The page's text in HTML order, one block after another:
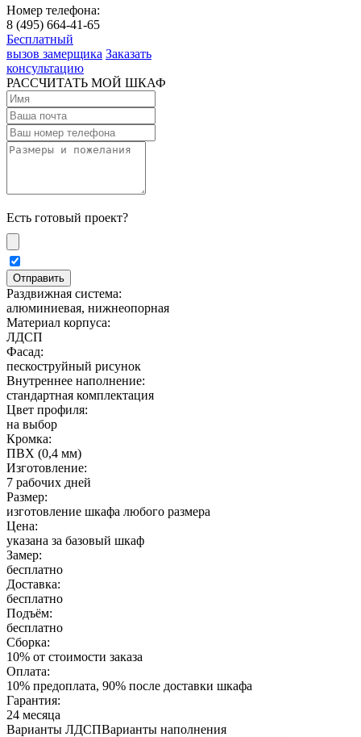
Номер телефона:
8 (495) 664-41-65
Бесплатный
вызов замерщика Заказать
консультацию
РАССЧИТАТЬ МОЙ ШКАФ
Есть готовый проект?
Раздвижная система:
алюминиевая, нижнеопорная
Материал корпуса:
ЛДСП
Фасад:
пескоструйный рисунок
Внутреннее наполнение:
стандартная комплектация
Цвет профиля:
на выбор
Кромка:
ПВХ (0,4 мм)
Изготовление:
7 рабочих дней
Размер:
изготовление шкафа любого размера
Цена:
указана за базовый шкаф
Замер:
бесплатно
Доставка:
бесплатно
Подъём:
бесплатно
Сборка:
10% от стоимости заказа
Оплата:
10% предоплата, 90% после доставки шкафа
Гарантия:
24 месяца
Варианты ЛДСПВарианты наполнения